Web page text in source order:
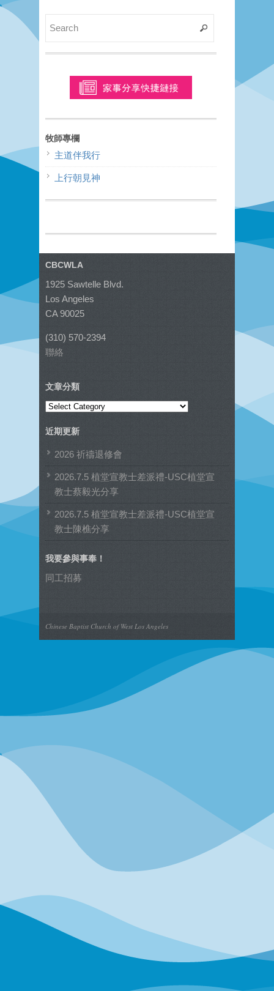
牧師專欄
主道伴我行
上行朝見神
CBCWLA
1925 Sawtelle Blvd.
Los Angeles
CA 90025
(310) 570-2394
聯絡
文章分類
文
分
類
近期更新
2026 祈禱退修會
2026.7.5 植堂宣教士差派禮-USC植堂宣
教士蔡毅光分享
2026.7.5 植堂宣教士差派禮-USC植堂宣
教士陳樵分享
我要參與事奉！
同工招募
Chinese Baptist Church of West Los Angeles